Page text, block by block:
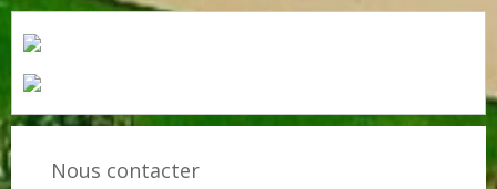
Nous contacter